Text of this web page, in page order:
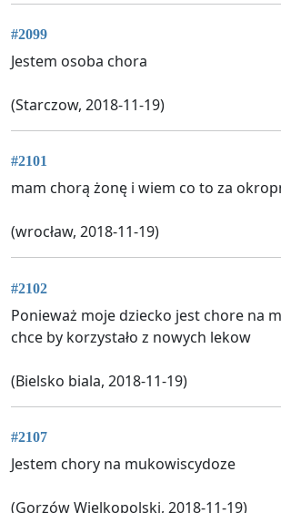
#2099
Jestem osoba chora
(Starczow, 2018-11-19)
#2101
mam chorą żonę i wiem co to za
(wrocław, 2018-11-19)
#2102
Ponieważ moje dziecko jest chore na
chce by korzystało z nowych lekow
(Bielsko biala, 2018-11-19)
#2107
Jestem chory na mukowiscydoze
(Gorzów Wielkopolski, 2018-11-19)